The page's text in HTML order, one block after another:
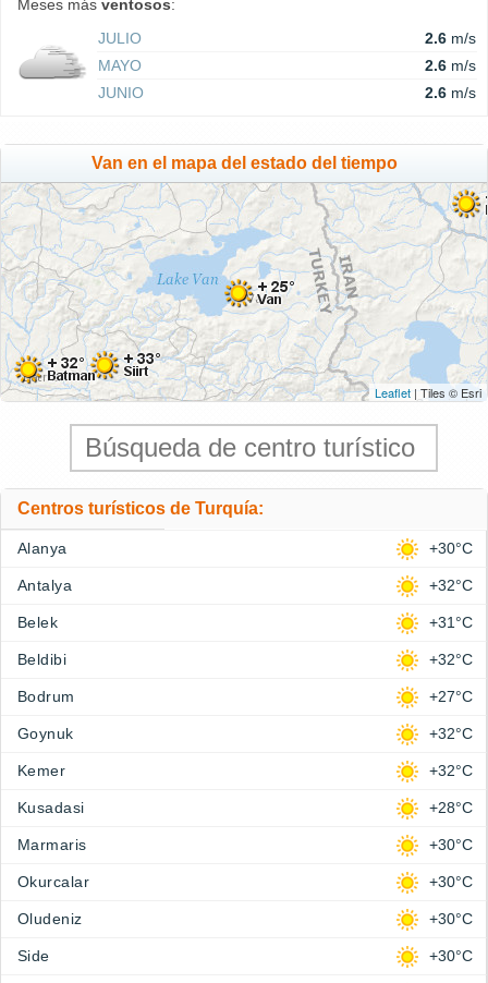
Meses más ventosos:
JULIO
2.6 m/s
MAYO
2.6 m/s
JUNIO
2.6 m/s
Van en el mapa del estado del tiempo
Leaflet | Tiles © Esri
Centros turísticos de Turquía:
Alanya +30°C
Antalya +32°C
Belek +31°C
Beldibi +32°C
Bodrum +27°C
Goynuk +32°C
Kemer +32°C
Kusadasi +28°C
Marmaris +30°C
Okurcalar +30°C
Oludeniz +30°C
Side +30°C